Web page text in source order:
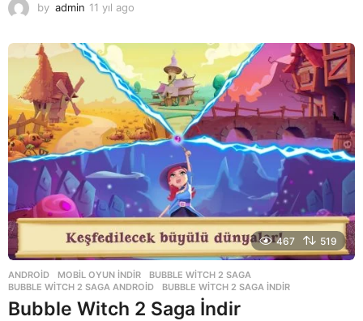
by admin 11 yıl ago
a
g
o
467 519
ANDROID ,MOBIL OYUN INDIR BUBBLE WITCH 2 SAGA
BUBBLE WITCH 2 SAGA ANDROID
,BUBBLE WITCH 2 SAGA INDIR
Bubble Witch 2 Saga İndir